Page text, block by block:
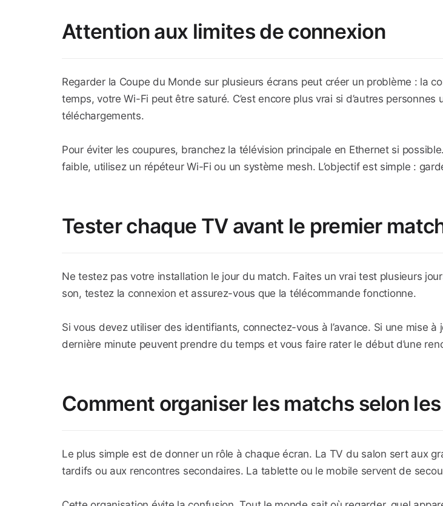
Attention aux limites de connexion
Regarder la Coupe du Monde sur plusieurs écrans peut créer un problème : la
temps, votre Wi-Fi peut être saturé. C’est encore plus vrai si d’autres
téléchargements.
Pour éviter les coupures, branchez la télévision principale en Ethernet si
faible, utilisez un répéteur Wi-Fi ou un système mesh. L’objectif est simple :
Tester chaque TV avant le premier
Ne testez pas votre installation le jour du match. Faites un vrai test plusieurs
son, testez la connexion et assurez-vous que la télécommande fonctionne.
Si vous devez utiliser des identifiants, connectez-vous à l’avance. Si une mise
dernière minute peuvent prendre du temps et vous faire rater le début d’une
Comment organiser les matchs selon
Le plus simple est de donner un rôle à chaque écran. La TV du salon sert aux
tardifs ou aux rencontres secondaires. La tablette ou le mobile servent de